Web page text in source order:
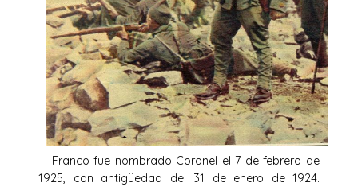
Franco fue nombrado Coronel el 7 de febrero de
1925, con antigüedad del 31 de enero de 1924.